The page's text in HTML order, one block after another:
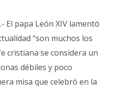
El papa León XIV lamentó
“son muchos los
cristiana se considera un
débiles y poco
misa que celebró en la